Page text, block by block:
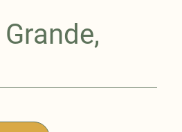
,